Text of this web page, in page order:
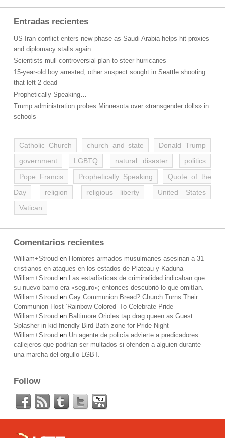
Entradas recientes
US-Iran conflict enters new phase as Saudi Arabia helps hit proxies
and diplomacy stalls again
Scientists mull controversial plan to steer hurricanes
15-year-old boy arrested, other suspect sought in Seattle shooting
that left 2 dead
Prophetically Speaking…
Trump administration probes Minnesota over «transgender dolls» in
schools
Catholic Church church and state
Donald Trump
government
LGBTQ natural disaster
politics
Pope Francis
Prophetically Speaking
Quote of the
Day
religion religious liberty
United States
Vatican
Comentarios recientes
William+Stroud en Hombres armados musulmanes asesinan a 31
cristianos en ataques en los estados de Plateau y Kaduna
William+Stroud en Las estadísticas de criminalidad indicaban que
su nuevo barrio era «seguro»; entonces descubrió lo que omitían.
William+Stroud en Gay Communion Bread? Church Turns Their
Communion Host ‘Rainbow-Colored’ To Celebrate Pride
William+Stroud en Baltimore Orioles tap drag queen as Guest
Splasher in kid-friendly Bird Bath zone for Pride Night
William+Stroud en Un agente de policía advierte a predicadores
callejeros que podrían ser multados si ofenden a alguien durante
una marcha del orgullo LGBT.
Follow